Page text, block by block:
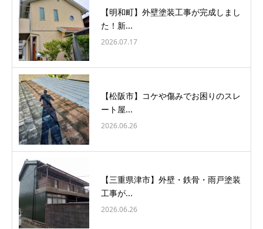
【明和町】外壁塗装工事が完成しまし
た！新...
2026.07.17
【松阪市】コケや傷みでお困りのスレ
ート屋...
2026.06.26
【三重県津市】外壁・鉄骨・雨戸塗装
工事が...
2026.06.26